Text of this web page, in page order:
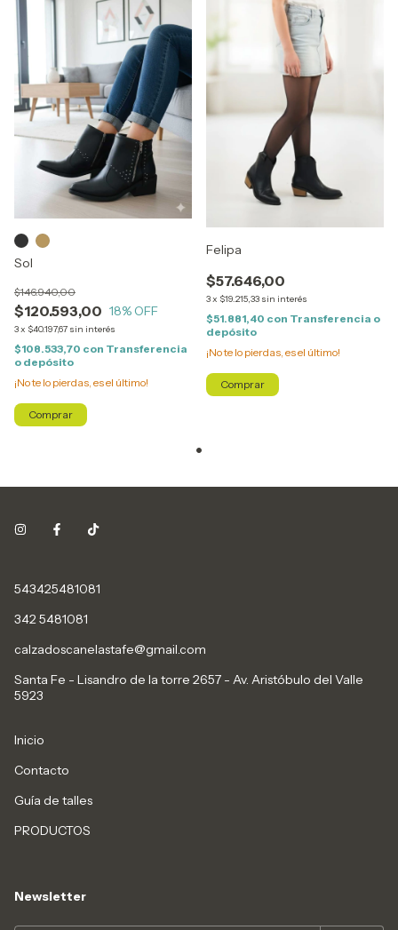
Sol
$120.593,00
$146.940,00
18% OFF
3x $40.197,67 sin interés
$108.533,70 con Transferencia
o depósito
¡No te lo pierdas, es el último!
Comprar
Felipa
$57.646,00
3x $19.215,33 sin interés
$51.881,40 con Transferencia o
depósito
¡No te lo pierdas, es el último!
Comprar
543425481081
342 5481081
calzadoscanelastafe@gmail.com
Santa Fe - Lisandro de la torre 2657 - Av. Aristóbulo del Valle
5923
Inicio
Contacto
Guía de talles
PRODUCTOS
Newsletter